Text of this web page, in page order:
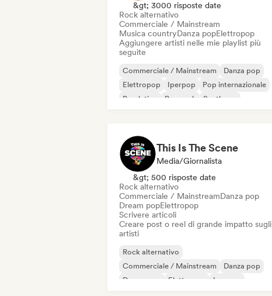
&gt; 3000 risposte date
Rock alternativo
Commerciale / Mainstream
Musica countryDanza popElettropop
Aggiungere artisti nelle mie playlist più
seguite
Commerciale / Mainstream
Danza pop
Elettropop
Iperpop
Pop internazionale
Pop latino
Pop rock Synthpop
This Is The Scene
Media/Giornalista
&gt; 500 risposte date
Rock alternativo
Commerciale / MainstreamDanza pop
Dream popElettropop
Scrivere articoli
Creare post o reel di grande impatto sugli
artisti
Rock alternativo
Commerciale / Mainstream
Danza pop
Dream pop
Elettropop
Iperpop